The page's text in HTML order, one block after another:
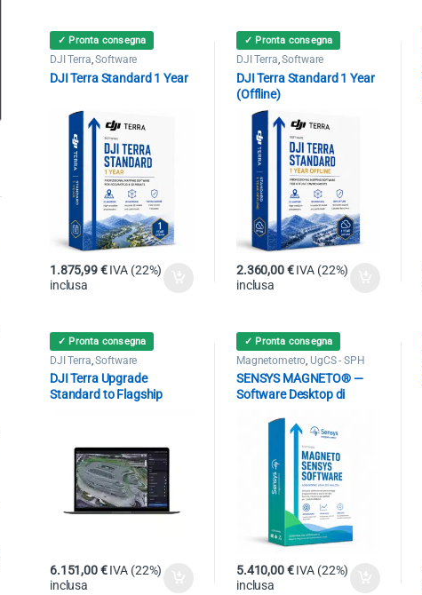
✓ Pronta consegna
DJI Terra,Software
DJI Terra Standard 1 Year
1.875,99€ IVA (22%)
inclusa
✓ Pronta consegna
DJI Terra,Software
DJI Terra Standard 1 Year
(Offline)
2.360,00€ IVA (22%)
inclusa
✓ Pronta consegna
DJI Terra ,Software
DJI Terra Upgrade
Standard to Flagship
6.151,00€ IVA (22%)
inclusa
✓ Pronta consegna
Magnetometro ,UgCS - SPH
SENSYS MAGNETO® —
Software Desktop di
Magnetometrici
Professionale
5.410,00€ IVA (22%)
inclusa